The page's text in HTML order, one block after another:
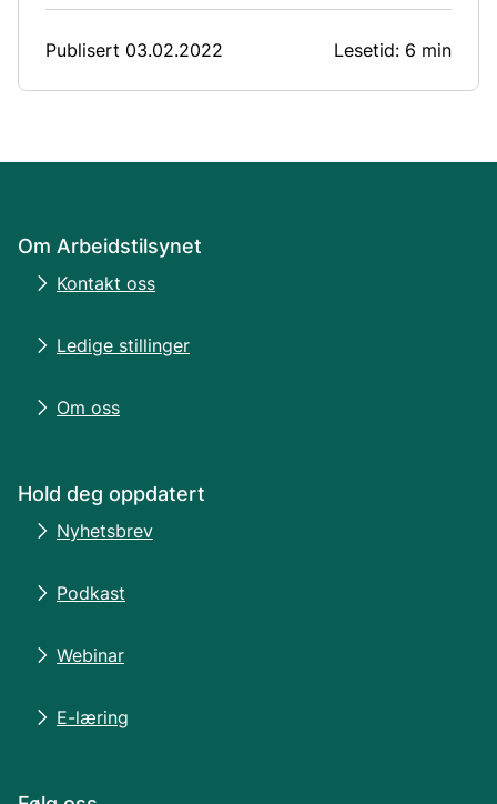
direktør i Arbeidstilsynet, Trude Vollheim.
Publisert 03.02.2022
Lesetid: 6 min
Om Arbeidstilsynet
Kontakt oss
Ledige stillinger
Om oss
Hold deg oppdatert
Nyhetsbrev
Podkast
Webinar
E-læring